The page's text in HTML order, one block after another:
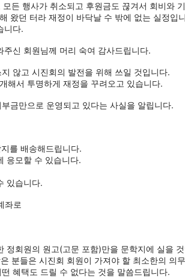
든 행사가 취소되고 후원금도 끊겨서 회비와
왔던 터라 재정이 바닥날 수 밖에 없는 실정입
니다.
주신 회원님께 머리 숙여 감사드립니다.
않고 시진회의 발전을 위해 쓰일 것입니다.
해서 투명하게 재정을 꾸려오고 있습니다.
금만으로 운영되고 있다는 사실을 알립니다.
를 배송해드립니다.
응모할 수 있습니다.
있습니다.
좌로
정회원의 원고(고문 포함)만을 문학지에 실을
분들은 시진회 회원이 가져야 할 최소한의 의
혜택도 드릴 수 없다는 것을 말씀드립니다.